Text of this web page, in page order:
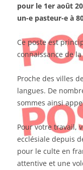
pour le 1er août
un-e pasteur-e à
Ce poste est
connaissance de
Proche des villes
langues. De
sommes ainsi
Pour votre travail,
ecclésiale depuis
pour le culte en
attentive et une